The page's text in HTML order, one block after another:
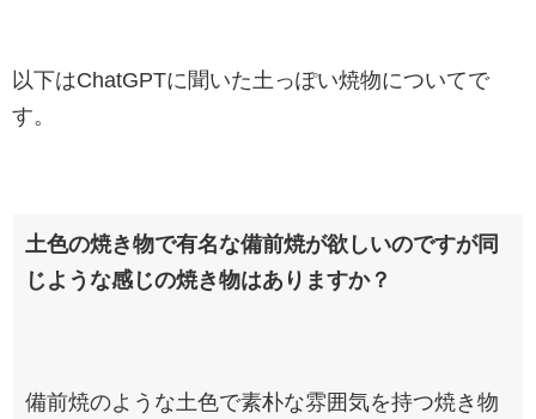
以下はChatGPTに聞いた土っぽい焼物についてで
す。
土色の焼き物で有名な備前焼が欲しいのですが同
じような感じの焼き物はありますか？
備前焼のような土色で素朴な雰囲気を持つ焼き物